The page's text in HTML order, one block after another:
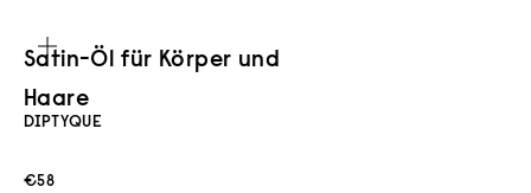
Bild vergrößern
Satin-Öl für Körper und
Haare
DIPTYQUE
Angebot
€58